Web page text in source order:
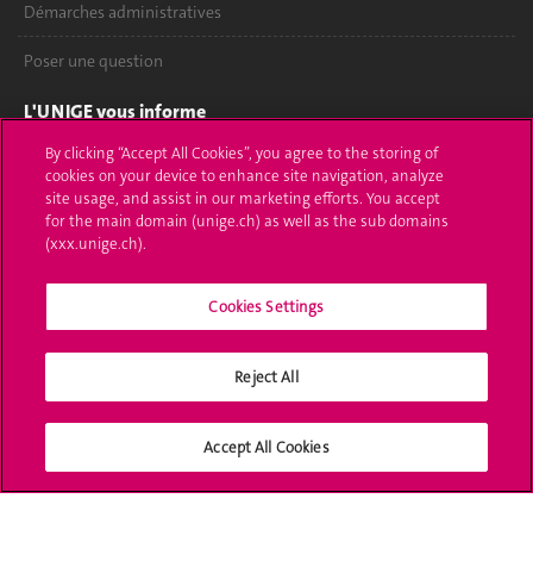
Démarches administratives
Poser une question
L'UNIGE vous informe
UNIGE Mobile
Médias
Offres d'emploi
Calendrier académique
Médias sociaux UNIGE
By clicking “Accept All Cookies”, you agree to the storing of
cookies on your device to enhance site navigation, analyze
site usage, and assist in our marketing efforts. You accept
for the main domain (unige.ch) as well as the sub domains
(xxx.unige.ch).
Cookies Settings
Reject All
Accept All Cookies